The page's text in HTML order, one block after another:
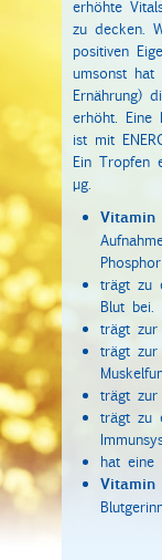
erhöhte
zu decken.
positiven
umsonst hat
Ernährung)
erhöht. Eine
ist mit
Ein Tropfen
µg.
Vitamin
trägt zu
Blut bei.
trägt zur
trägt zur
trägt zur
trägt zu
hat eine
Vitamin